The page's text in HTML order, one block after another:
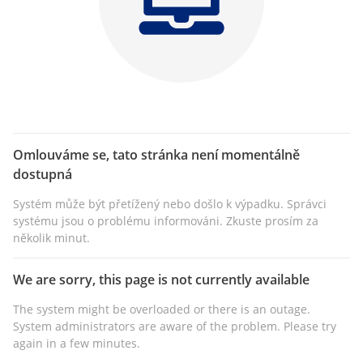
Omlouváme se, tato stránka není momentálně
dostupná
Systém může být přetížený nebo došlo k výpadku. Správci
systému jsou o problému informováni. Zkuste prosím za
několik minut.
We are sorry, this page is not currently available
The system might be overloaded or there is an outage.
System administrators are aware of the problem. Please try
again in a few minutes.